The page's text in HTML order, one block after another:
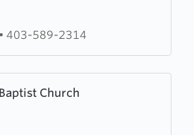
• 403-589-2314
Church